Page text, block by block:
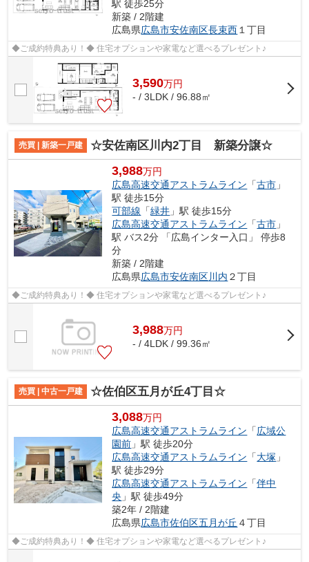
駅 徒歩25分
新築 / 2階建
広島県広島市安佐南区長束西 １丁目
◆ご成約特典あり！◆ 住宅オプションや家電など選べるプレゼント♪
3,590万円
- / 3LDK / 96.88㎡
売買 | 新築一戸建 ☆安佐南区川内2丁目 新築分譲☆
3,988万円
広島高速交通アストラムライン 「古市 」
駅 徒歩15分
可部線 「緑井 」駅 徒歩15分
広島高速交通アストラムライン 「古市 」
駅 バス2分 「広島インター入口」 停歩8
分
新築 / 2階建
広島県広島市安佐南区川内 ２丁目
◆ご成約特典あり！◆ 住宅オプションや家電など選べるプレゼント♪
3,988万円
- / 4LDK / 99.36㎡
売買 | 中古一戸建 ☆佐伯区五月が丘4丁目☆
3,088万円
広島高速交通アストラムライン 「広域公
園前 」駅 徒歩20分
広島高速交通アストラムライン 「大塚 」
駅 徒歩29分
広島高速交通アストラムライン 「伴中
央 」駅 徒歩49分
築2年 / 2階建
広島県広島市佐伯区五月が丘 ４丁目
◆ご成約特典あり！◆ 住宅オプションや家電など選べるプレゼント♪